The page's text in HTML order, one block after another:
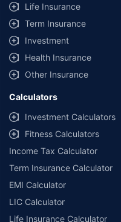
Life Insurance
Term Insurance
Investment
Health Insurance
Other Insurance
Calculators
Investment Calculators
Fitness Calculators
Income Tax Calculator
Term Insurance Calculator
EMI Calculator
LIC Calculator
Life Insurance Calculator